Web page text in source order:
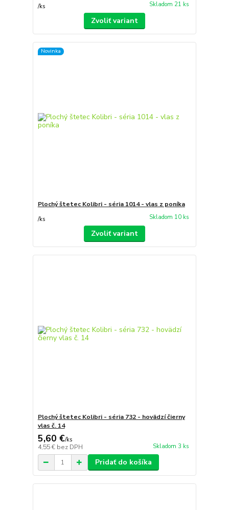
/ks Skladom 21 ks
Zvoliť variant
Novinka
Plochý štetec Kolibri - séria 1014 - vlas z poníka
/ks Skladom 10 ks
Zvoliť variant
Plochý štetec Kolibri - séria 732 - hovädzí čierny
vlas č. 14
5,60 €/ks
4,55 € bez DPH Skladom 3 ks
Pridať do košíka